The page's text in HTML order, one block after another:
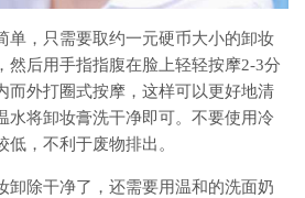
单，只需要取约一元硬币大小的卸妆
然后用手指指腹在脸上轻轻按摩2-3分
而外打圈式按摩，这样可以更好地清
水将卸妆膏洗干净即可。不要使用冷
，不利于废物排出。
卸除干净了，还需要用温和的洗面奶